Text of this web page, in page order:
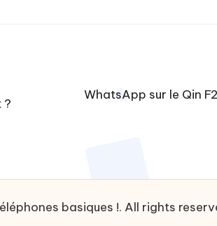
?
WhatsApp sur le Qin
basiques !. All rights